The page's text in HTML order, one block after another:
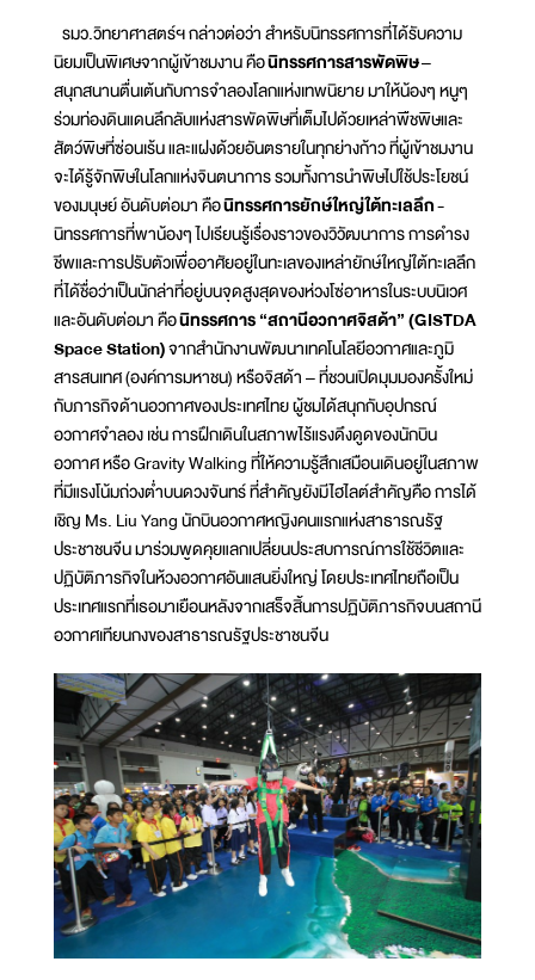
รมว.วิทยาศาสตร์ฯ กล่าวต่อว่า สำหรับนิทรรศการที่ได้รับความ
นิยมเป็นพิเศษจากผู้เข้าชมงาน คือนิทรรศการสารพัดพิษ–
สนุกสนานตื่นเต้นกับการจำลองโลกแห่งเทพนิยาย มาให้น้องๆ หนูๆ
ร่วมท่องดินแดนลึกลับแห่งสารพัดพิษที่เต็มไปด้วยเหล่าพืชพิษและ
สัตว์พิษที่ซ่อนเร้น และแฝงด้วยอันตรายในทุกย่างก้าว ที่ผู้เข้าชมงาน
จะได้รู้จักพิษในโลกแห่งจินตนาการ รวมทั้งการนำพิษไปใช้ประโยชน์
ของมนุษย์ อันดับต่อมา คือนิทรรศการยักษ์ใหญ่ใต้ทะเลลึก-
นิทรรศการที่พาน้องๆ ไปเรียนรู้เรื่องราวของวิวัฒนาการ การดำรง
ชีพและการปรับตัวเพื่ออาศัยอยู่ในทะเลของเหล่ายักษ์ใหญ่ใต้ทะเลลึก
ที่ได้ชื่อว่าเป็นนักล่าที่อยู่บนจุดสูงสุดของห่วงโซ่อาหารในระบบนิเวศ
และอันดับต่อมา คือนิทรรศการ “สถานีอวกาศจิสด้า” (GISTDA
Space Station)จากสำนักงานพัฒนาเทคโนโลยีอวกาศและภูมิ
สารสนเทศ (องค์การมหาชน) หรือจิสด้า – ที่ชวนเปิดมุมมองครั้งใหม่
กับภารกิจด้านอวกาศของประเทศไทย ผู้ชมได้สนุกกับอุปกรณ์
อวกาศจำลอง เช่น การฝึกเดินในสภาพไร้แรงดึงดูดของนักบิน
อวกาศ หรือ Gravity Walking ที่ให้ความรู้สึกเสมือนเดินอยู่ในสภาพ
ที่มีแรงโน้มถ่วงต่ำบนดวงจันทร์ ที่สำคัญยังมีไฮไลต์สำคัญคือ การได้
เชิญ Ms. Liu Yang นักบินอวกาศหญิงคนแรกแห่งสาธารณรัฐ
ประชาชนจีน มาร่วมพูดคุยแลกเปลี่ยนประสบการณ์การใช้ชีวิตและ
ปฏิบัติภารกิจในห้วงอวกาศอันแสนยิ่งใหญ่ โดยประเทศไทยถือเป็น
ประเทศแรกที่เธอมาเยือนหลังจากเสร็จสิ้นการปฏิบัติภารกิจบนสถานี
อวกาศเทียนกงของสาธารณรัฐประชาชนจีน